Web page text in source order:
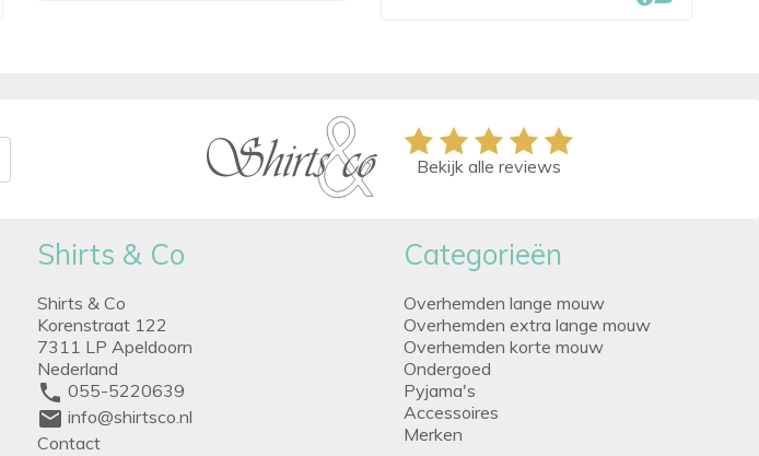
Bekijk alle reviews
Shirts & Co
Shirts & Co
Korenstraat 122
7311 LP Apeldoorn
Nederland
phone 055-5220639
mail info@shirtsco.nl
Contact
Categorieën
Overhemden lange mouw
Overhemden extra lange mouw
Overhemden korte mouw
Ondergoed
Pyjama's
Accessoires
Merken